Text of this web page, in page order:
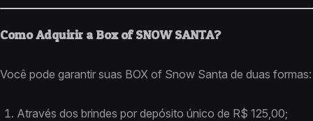
Como Adquirir a Box of SNOW SANTA?
Você pode garantir suas BOX of Snow Santa de duas formas:
Através dos brindes por depósito único de R$ 125,00;